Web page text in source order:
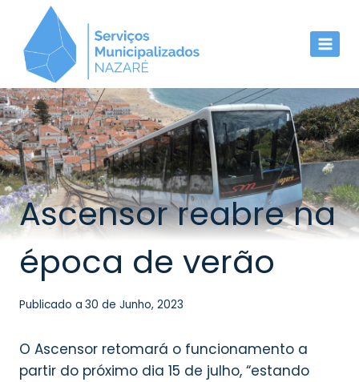
content
Ascensor reabre na
época de verão
Publicado a 30 de Junho, 2023
O Ascensor retomará o funcionamento a
partir do próximo dia 15 de julho, “estando